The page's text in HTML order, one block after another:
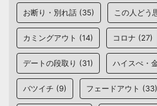
お断り・別れ話 (35) この人どう
カミングアウト (14) コロナ (27)
デートの段取り (31) ハイスぺ・
バツイチ (9) フェードアウト (33)